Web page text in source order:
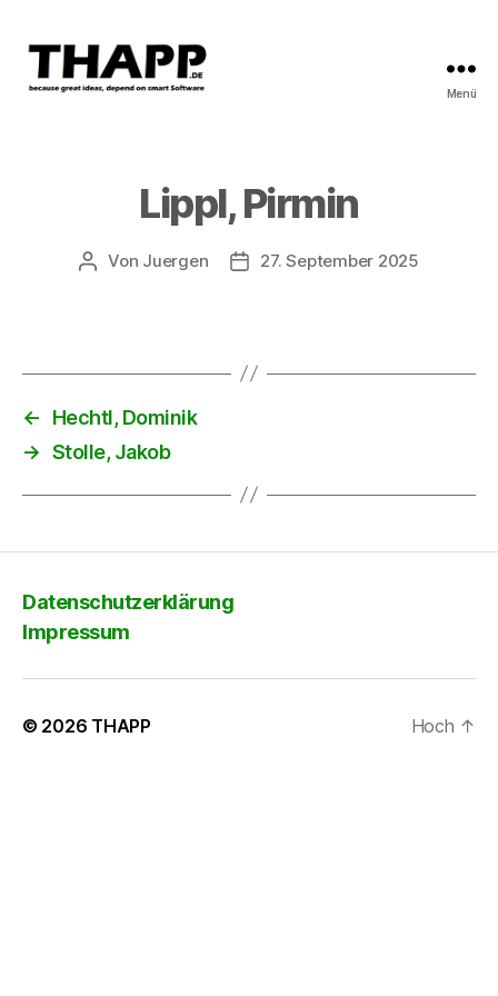
Menü
Lippl, Pirmin
Beitragsautor
Von Juergen Beitragsdatum
27. September 2025
←
Hechtl, Dominik
→ Stolle, Jakob
Datenschutzerklärung
Impressum
© 2026 THAPP Hoch ↑